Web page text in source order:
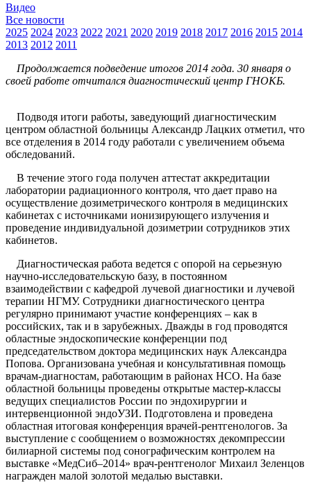
Видео
Все новости
2025 2024 2023 2022 2021 2020 2019 2018 2017 2016 2015 2014
2013 2012 2011
Продолжается подведение итогов 2014 года. 30 января о
своей работе отчитался диагностический центр ГНОКБ.
Подводя итоги работы, заведующий диагностическим
центром областной больницы Александр Лацких отметил, что
все отделения в 2014 году работали с увеличением объема
обследований.
В течение этого года получен аттестат аккредитации
лаборатории радиационного контроля, что дает право на
осуществление дозиметрического контроля в медицинских
кабинетах с источниками ионизирующего излучения и
проведение индивидуальной дозиметрии сотрудников этих
кабинетов.
Диагностическая работа ведется с опорой на серьезную
научно-исследовательскую базу, в постоянном
взаимодействии с кафедрой лучевой диагностики и лучевой
терапии НГМУ. Сотрудники диагностического центра
регулярно принимают участие конференциях – как в
российских, так и в зарубежных. Дважды в год проводятся
областные эндоскопические конференции под
председательством доктора медицинских наук Александра
Попова. Организована учебная и консультативная помощь
врачам-диагностам, работающим в районах НСО. На базе
областной больницы проведены открытые мастер-классы
ведущих специалистов России по эндохирургии и
интервенционной эндоУЗИ. Подготовлена и проведена
областная итоговая конференция врачей-рентгенологов. За
выступление с сообщением о возможностях декомпрессии
билиарной системы под сонографическим контролем на
выставке «МедСиб–2014» врач-рентгенолог Михаил Зеленцов
награжден малой золотой медалью выставки.